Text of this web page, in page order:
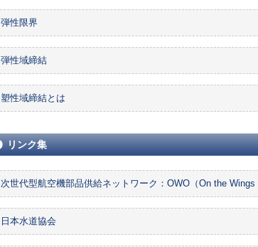
弾性限界
弾性域締結
塑性域締結とは
リンク集
次世代型航空機部品供給ネットワーク：OWO（On the
日本水道協会